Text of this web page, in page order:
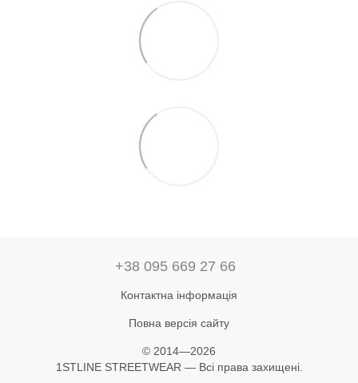
+38 095 669 27 66
Контактна інформація
Повна версія сайту
© 2014—2026
1STLINE STREETWEAR — Всі права захищені.